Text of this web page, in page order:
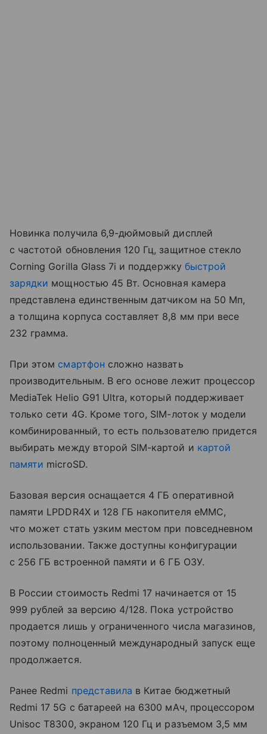
Новинка получила 6,9-дюймовый дисплей
с частотой обновления 120 Гц, защитное стекло
Corning Gorilla Glass 7i и поддержку быстрой
зарядки мощностью 45 Вт. Основная камера
представлена единственным датчиком на 50 Мп,
а толщина корпуса составляет 8,8 мм при весе
232 грамма.
При этом смартфон сложно назвать
производительным. В его основе лежит процессор
MediaTek Helio G91 Ultra, который поддерживает
только сети 4G. Кроме того, SIM-лоток у модели
комбинированный, то есть пользователю придется
выбирать между второй SIM-картой и картой
памяти microSD.
Базовая версия оснащается 4 ГБ оперативной
памяти LPDDR4X и 128 ГБ накопителя eMMC,
что может стать узким местом при повседневном
использовании. Также доступны конфигурации
с 256 ГБ встроенной памяти и 6 ГБ ОЗУ.
В России стоимость Redmi 17 начинается от 15
999 рублей за версию 4/128. Пока устройство
продается лишь у ограниченного числа магазинов,
поэтому полноценный международный запуск еще
продолжается.
Ранее Redmi представила в Китае бюджетный
Redmi 17 5G с батареей на 6300 мАч, процессором
Unisoc T8300, экраном 120 Гц и разъемом 3,5 мм